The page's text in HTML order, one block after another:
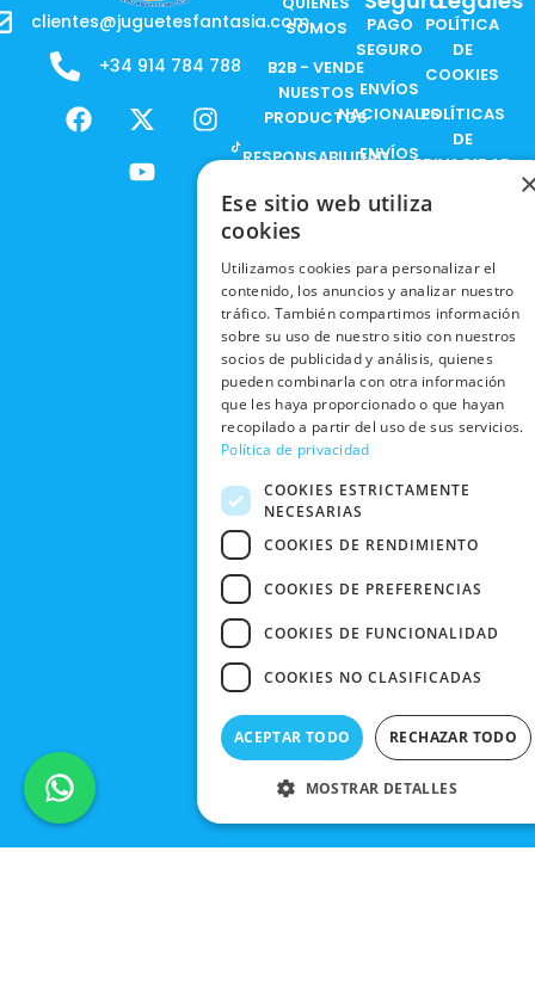
clientes@juguetesfantasia.com
+34 914 784 788
F
a
X
-
t
w
I
n
s
m
Y
o
u
t
SOMOS
B2B - VENDE
NUESTOS
PRODUCTOS
RESPONSABILIDAD
CON
NOSOTROS
NUESTRAS
TIENDAS
BLACK
FRIDAY
CONTACTO
PAGO
SEGURO
ENVÍOS
NACIONALES
ENVÍOS
RECOGIDA
DEVOLUCIONES
Y CAMBIOS
CANCELAR
PEDIDO
POLÍTICA
DE
COOKIES
POLÍTICAS
DE
PRIVACIDAD
CONDICIONES
DE COMPRA
Ese sitio web utiliza
cookies
Utilizamos cookies para personalizar el
contenido, los anuncios y analizar nuestro
tráfico. También compartimos información
sobre su uso de nuestro sitio con nuestros
socios de publicidad y análisis, quienes
pueden combinarla con otra información
que les haya proporcionado o que hayan
recopilado a partir del uso de sus servicios.
Política de privacidad
COOKIES ESTRICTAMENTE
NECESARIAS
COOKIES DE RENDIMIENTO
COOKIES DE PREFERENCIAS
COOKIES DE FUNCIONALIDAD
COOKIES NO CLASIFICADAS
ACEPTAR TODO RECHAZAR TODO
MOSTRAR DETALLES